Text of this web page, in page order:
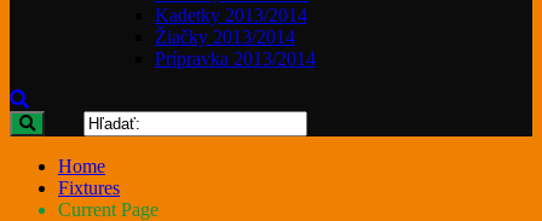
Kadetky 2013/2014
Žiačky 2013/2014
Prípravka 2013/2014
Home
Fixtures
Current Page